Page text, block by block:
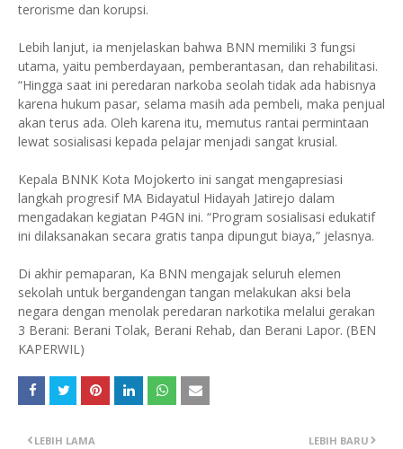
terorisme dan korupsi.
Lebih lanjut, ia menjelaskan bahwa BNN memiliki 3 fungsi
utama, yaitu pemberdayaan, pemberantasan, dan rehabilitasi.
“Hingga saat ini peredaran narkoba seolah tidak ada habisnya
karena hukum pasar, selama masih ada pembeli, maka penjual
akan terus ada. Oleh karena itu, memutus rantai permintaan
lewat sosialisasi kepada pelajar menjadi sangat krusial.
Kepala BNNK Kota Mojokerto ini sangat mengapresiasi
langkah progresif MA Bidayatul Hidayah Jatirejo dalam
mengadakan kegiatan P4GN ini. “Program sosialisasi edukatif
ini dilaksanakan secara gratis tanpa dipungut biaya,” jelasnya.
Di akhir pemaparan, Ka BNN mengajak seluruh elemen
sekolah untuk bergandengan tangan melakukan aksi bela
negara dengan menolak peredaran narkotika melalui gerakan
3 Berani: Berani Tolak, Berani Rehab, dan Berani Lapor. (BEN
KAPERWIL)
LEBIH BARU
LEBIH LAMA